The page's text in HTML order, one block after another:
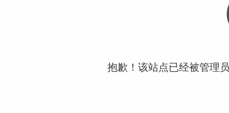
抱歉！该站点已经被管理